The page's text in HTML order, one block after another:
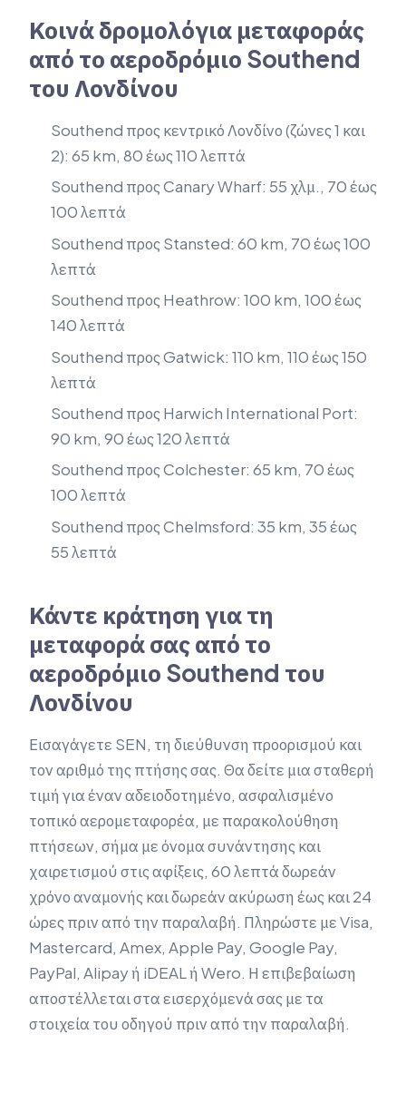
Κοινά δρομολόγια μεταφοράς
από το αεροδρόμιο Southend
του Λονδίνου
Southend προς κεντρικό Λονδίνο (ζώνες 1 και
2): 65 km, 80 έως 110 λεπτά
Southend προς Canary Wharf: 55 χλμ., 70 έως
100 λεπτά
Southend προς Stansted: 60 km, 70 έως 100
λεπτά
Southend προς Heathrow: 100 km, 100 έως
140 λεπτά
Southend προς Gatwick: 110 km, 110 έως 150
λεπτά
Southend προς Harwich International Port:
90 km, 90 έως 120 λεπτά
Southend προς Colchester: 65 km, 70 έως
100 λεπτά
Southend προς Chelmsford: 35 km, 35 έως
55 λεπτά
Κάντε κράτηση για τη
μεταφορά σας από το
αεροδρόμιο Southend του
Λονδίνου
Εισαγάγετε SEN, τη διεύθυνση προορισμού και
τον αριθμό της πτήσης σας. Θα δείτε μια σταθερή
τιμή για έναν αδειοδοτημένο, ασφαλισμένο
τοπικό αερομεταφορέα, με παρακολούθηση
πτήσεων, σήμα με όνομα συνάντησης και
χαιρετισμού στις αφίξεις, 60 λεπτά δωρεάν
χρόνο αναμονής και δωρεάν ακύρωση έως και 24
ώρες πριν από την παραλαβή. Πληρώστε με Visa,
Mastercard, Amex, Apple Pay, Google Pay,
PayPal, Alipay ή iDEAL ή Wero. Η επιβεβαίωση
αποστέλλεται στα εισερχόμενά σας με τα
στοιχεία του οδηγού πριν από την παραλαβή.